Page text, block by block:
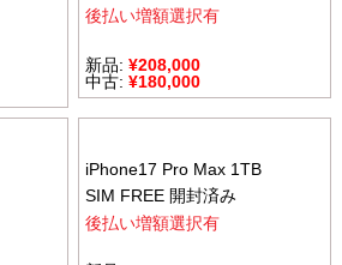
後払い増額選択有
新品: ¥208,000
中古: ¥180,000
iPhone17 Pro Max 1TB
SIM FREE 開封済み
後払い増額選択有